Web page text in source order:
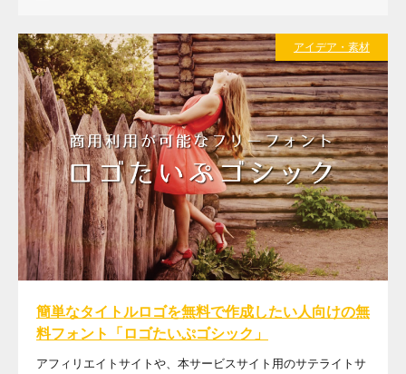
アイデア・素材
簡単なタイトルロゴを無料で作成したい人向けの無
料フォント「ロゴたいぷゴシック」
アフィリエイトサイトや、本サービスサイト用のサテライトサ